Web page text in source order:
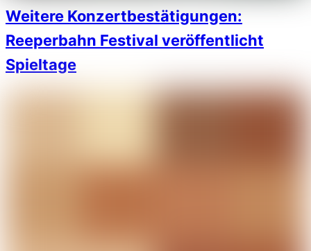
Weitere Konzertbestätigungen:
Reeperbahn Festival veröffentlicht
Spieltage